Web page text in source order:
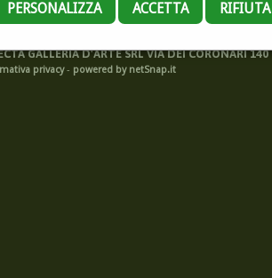
PERSONALIZZA ACCETTA
GALLERIA D'ARTE SRL VIA DEI CORONARI
privacy- powered by netSnap.it